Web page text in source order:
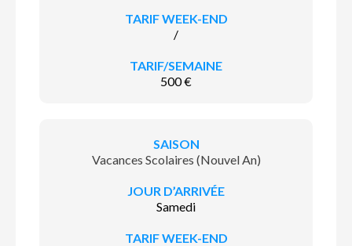
/
500 €
Vacances Scolaires (Nouvel An)
Samedi